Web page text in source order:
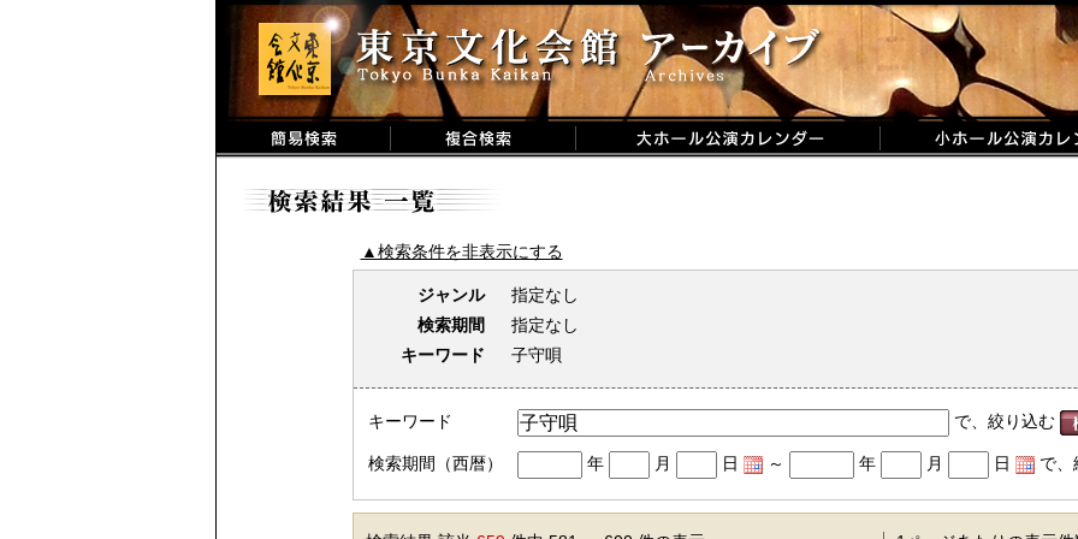
▲検索条件を非表示にする
ジャンル
指定なし
検索期間
指定なし
キーワード
子守唄
キーワード で、絞り込む
検索期間（西暦） 年 月 日 ～ 年 月 日 で